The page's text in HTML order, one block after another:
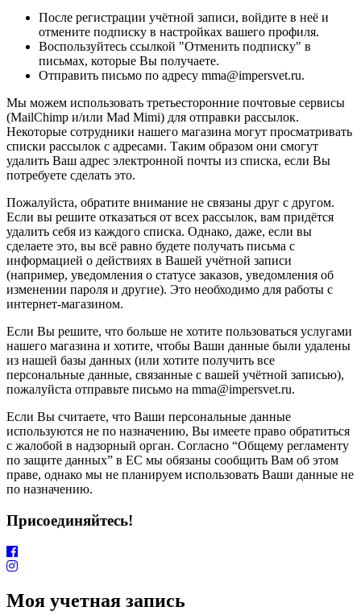
После регистрации учётной записи, войдите в неё и
отмените подписку в настройках вашего профиля.
Воспользуйтесь ссылкой "Отменить подписку" в
письмах, которые Вы получаете.
Отправить письмо по адресу mma@impersvet.ru.
Мы можем использовать третьесторонние почтовые сервисы
(MailChimp и/или Mad Mimi) для отправки рассылок.
Некоторые сотрудники нашего магазина могут просматривать
списки рассылок с адресами. Таким образом они смогут
удалить Ваш адрес электронной почты из списка, если Вы
потребуете сделать это.
Пожалуйста, обратите внимание не связаны друг с другом.
Если вы решите отказаться от всех рассылок, вам придётся
удалить себя из каждого списка. Однако, даже, если вы
сделаете это, вы всё равно будете получать письма с
информацией о действиях в Вашей учётной записи
(например, уведомления о статусе заказов, уведомления об
изменении пароля и другие). Это необходимо для работы с
интернет-магазином.
Если Вы решите, что больше не хотите пользоваться услугами
нашего магазина и хотите, чтобы Ваши данные были удалены
из нашей базы данных (или хотите получить все
персональные данные, связанные с вашей учётной записью),
пожалуйста отправьте письмо на mma@impersvet.ru.
Если Вы считаете, что Ваши персональные данные
используются не по назначению, Вы имеете право обратиться
с жалобой в надзорный орган. Согласно “Общему регламенту
по защите данных” в ЕС мы обязаны сообщить Вам об этом
праве, однако мы не планируем использовать Ваши данные не
по назначению.
Присоединяйтесь!
Моя учетная запись